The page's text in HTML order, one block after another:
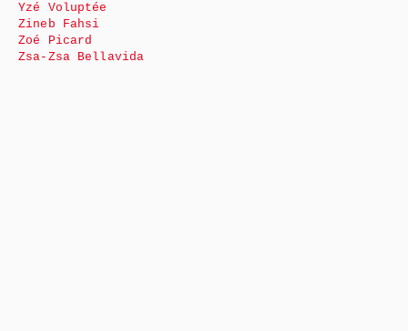
Yzé Voluptée
Zineb Fahsi
Zoé Picard
Zsa-Zsa Bellavida